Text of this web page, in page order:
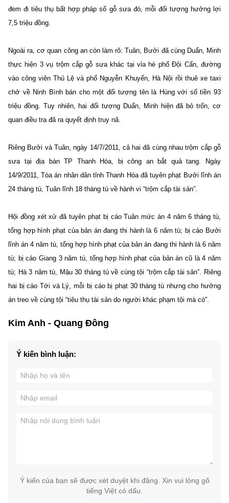
đem đi tiêu thụ bất hợp pháp số gỗ sưa đó, mỗi đối tượng hưởng lợi
7,5 triệu đồng.
Ngoài ra, cơ quan công an còn làm rõ: Tuân, Bưởi đã cùng Duẩn, Minh
thực hiện 3 vụ trộm cắp gỗ sưa khác tại vỉa hè phố Đội Cấn, đường
vào công viên Thủ Lệ và phố Nguyễn Khuyến, Hà Nội rồi thuê xe taxi
chở về Ninh Bình bán cho một đối tượng tên là Hùng với số tiền 93
triệu đồng. Tuy nhiên, hai đối tượng Duẩn, Minh hiện đã bỏ trốn, cơ
quan điều tra đã ra quyết định truy nã.
Riêng Bưởi và Tuân, ngày 14/7/2011, cả hai đã cùng nhau trộm cắp gỗ
sưa tại địa bàn TP Thanh Hóa, bị công an bắt quả tang. Ngày
14/9/2011, Tòa án nhân dân tỉnh Thanh Hóa đã tuyên phạt Bưởi lĩnh án
24 tháng tù, Tuân lĩnh 18 tháng tù về hành vi “trộm cắp tài sản”.
Hội đồng xét xử đã tuyên phạt bị cáo Tuân mức án 4 năm 6 tháng tù,
tổng hợp hình phạt của bản án đang thi hành là 6 năm tù; bị cáo Bưởi
lĩnh án 4 năm tù, tổng hợp hình phạt của bản án đang thi hành là 6 năm
tù; bị cáo Giang 3 năm tù, tổng hợp hình phạt của bản án cũ là 4 năm
tù; Hà 3 năm tù, Mậu 30 tháng tù về cùng tội “trộm cắp tài sản”. Riêng
hai bị cáo Tới và Lý, mỗi bị cáo bị phạt 30 tháng tù nhưng cho hưởng
án treo về cùng tội “tiêu thụ tài sản do người khác phạm tội mà có”.
Kim Anh - Quang Đông
Ý kiến bình luận:
Ý kiến của bạn sẽ được xét duyệt khi đăng. Xin vui lòng gõ
tiếng Việt có dấu.